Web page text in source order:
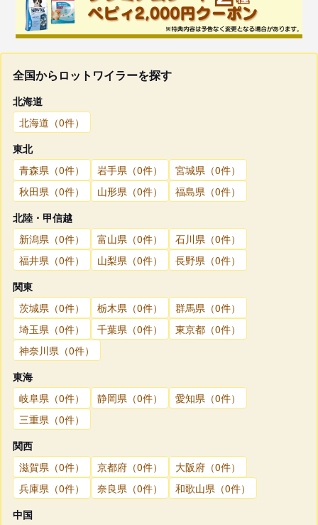
全国からロットワイラーを探す
北海道
北海道（0件）
東北
青森県（0件）
岩手県（0件）
宮城県（0件）
秋田県（0件）
山形県（0件）
福島県（0件）
北陸・甲信越
新潟県（0件）
富山県（0件）
石川県（0件）
福井県（0件）
山梨県（0件）
長野県（0件）
関東
茨城県（0件）
栃木県（0件）
群馬県（0件）
埼玉県（0件）
千葉県（0件）
東京都（0件）
神奈川県（0件）
東海
岐阜県（0件）
静岡県（0件）
愛知県（0件）
三重県（0件）
関西
滋賀県（0件）
京都府（0件）
大阪府（0件）
兵庫県（0件）
奈良県（0件）
和歌山県（0件）
中国